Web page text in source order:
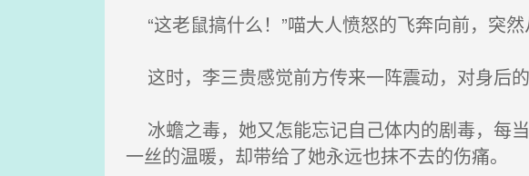
“这老鼠搞什么！”喵大人愤怒的飞奔向前，突然
这时，李三贵感觉前方传来一阵震动，对身后
冰蟾之毒，她又怎能忘记自己体内的剧毒，每
一丝的温暖，却带给了她永远也抹不去的伤痛。